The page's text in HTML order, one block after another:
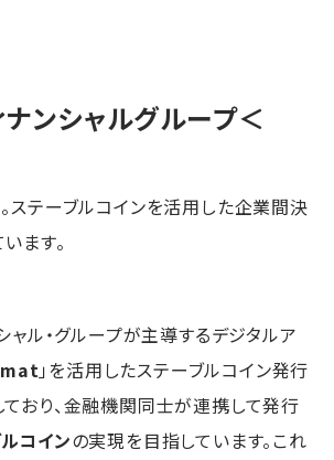
ンシャルグループ＜
ステーブルコインを活用した企業間決
ます。
ャル・グループが主導するデジタルア
」を活用したステーブルコイン発行
おり、金融機関同士が連携して発行
コインの実現を目指しています。これ